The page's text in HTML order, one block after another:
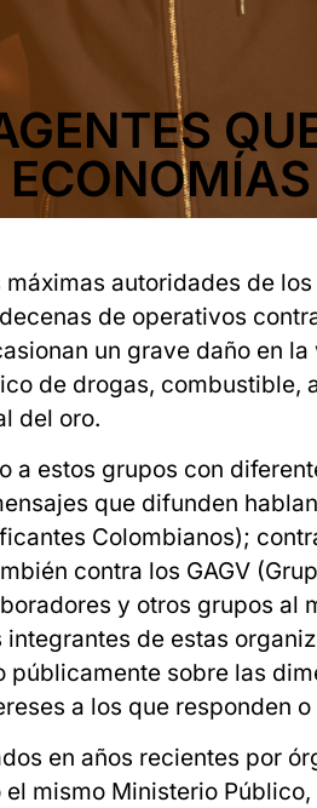
autoridades de
de operativos
un grave daño en
de drogas, combustible,
del oro.
a estos grupos con
que difunden
Colombianos);
contra los GAGV
y otros grupos al
de estas
públicamente sobre las
a los que responden
en años recientes por
mismo Ministerio